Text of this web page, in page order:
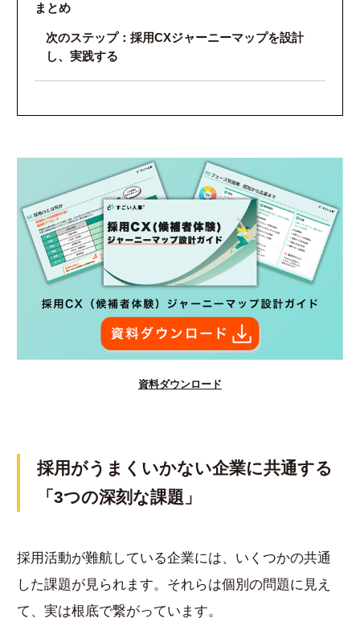
まとめ
次のステップ：採用CXジャーニーマップを設計
し、実践する
資料ダウンロード
採用がうまくいかない企業に共通する
「3つの深刻な課題」
採用活動が難航している企業には、いくつかの共通
した課題が見られます。それらは個別の問題に見え
て、実は根底で繋がっています。